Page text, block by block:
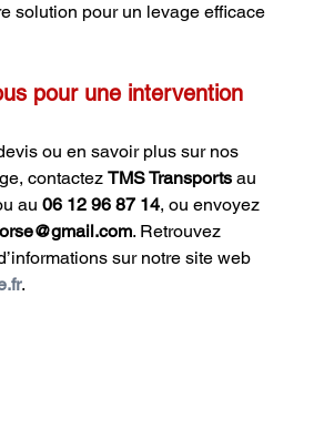
solution pour un levage efficace
pour une intervention
ou en savoir plus sur nos
contactez TMS Transports au
au 06 12 96 87 14, ou envoyez
. Retrouvez
sur notre site web
.